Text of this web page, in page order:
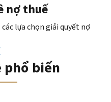
nợ thuế
lựa chọn giải quyết nợ
phổ biến